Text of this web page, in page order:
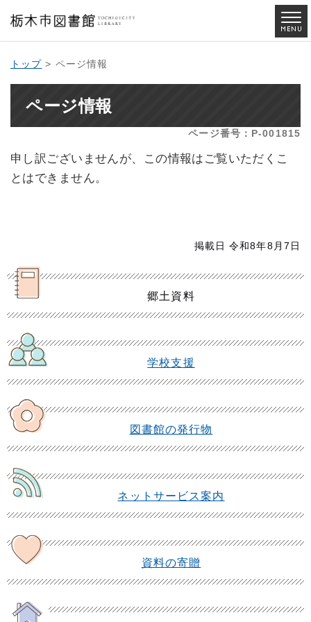
トップ > ページ情報
ページ情報
ページ番号：P-001815
申し訳ございませんが、この情報はご覧いただくこ
とはできません。
掲載日 令和8年8月7日
郷土資料
学校支援
図書館の発行物
ネットサービス案内
資料の寄贈